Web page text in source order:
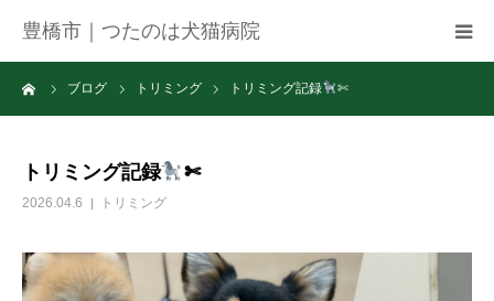
豊橋市｜つたのは犬猫病院
ブログ トリミング トリミング記録 ✄
トリミング記録 ✄
2026.04.6 トリミング
病院紹介
お知らせ